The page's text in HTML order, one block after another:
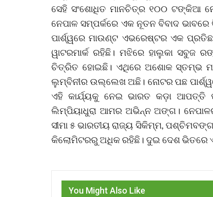
ସେହି ସଂଶୋଧିତ ମାନଚିତ୍ର ୧୦୦ ଟଙ୍କିଆ
ନେପାଳ ସମ୍ପର୍କରେ ଏକ ନୂତନ ବିବାଦ
ପାର୍ଶ୍ୱରେ ମାଉଣ୍ଟ ଏଭରେଷ୍ଟର ଏକ
ୱାଟରମାର୍କ ରହିଛି। ମଝିରେ ହାଲୁକା ସବୁଜ
ଚିତ୍ରିତ ହୋଇଛି। ଏଥିରେ ଅଶୋକ ସ୍ତମ୍ଭ
ଲୁମ୍ବିନୀର ଉଲ୍ଲେଖ ଅଛି। ନୋଟର ପଛ
ଏହି କାର୍ଯ୍ୟକୁ ନେଇ ଭାରତ କଡ଼ା ଆପତ୍ତି
ଲିମ୍ପିୟାଧୁରା ଆମର ଅଭିନ୍ନ ଅଙ୍ଗ।
ସୀମା ୫ ଭାରତୀୟ ରାଜ୍ୟ ସିକିମ୍ମ,
କିଲୋମିଟରରୁ ଅଧିକ ରହିଛି। ଦୁଇ ଦେଶ ଭିତରେ
You Might Also Like